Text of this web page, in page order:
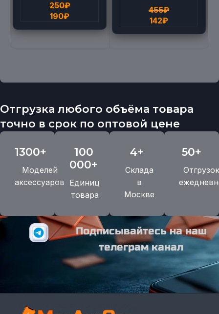
250₽
190₽
455₽
142₽
Отгрузка любого объёма товара
точно в срок по оптовой цене
1300+
Моделей
аксессуаров
100
000+
Единиц
товара
4+
Склада
в
Москве
50+
Отгрузок
Подписывайтесь на наш
телеграм канал